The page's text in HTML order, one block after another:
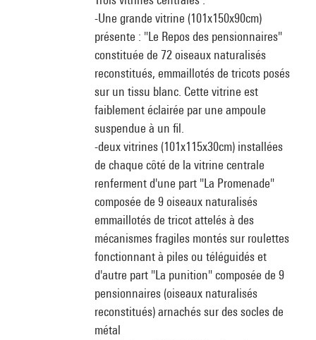
-Une grande vitrine (101x150x90cm)
présente : "Le Repos des pensionnaires"
constituée de 72 oiseaux naturalisés
reconstitués, emmaillotés de tricots posés
sur un tissu blanc. Cette vitrine est
faiblement éclairée par une ampoule
suspendue à un fil.
-deux vitrines (101x115x30cm) installées
de chaque côté de la vitrine centrale
renferment d'une part "La Promenade"
composée de 9 oiseaux naturalisés
emmaillotés de tricot attelés à des
mécanismes fragiles montés sur roulettes
fonctionnant à piles ou téléguidés et
d'autre part "La punition" composée de 9
pensionnaires (oiseaux naturalisés
reconstitués) arnachés sur des socles de
métal